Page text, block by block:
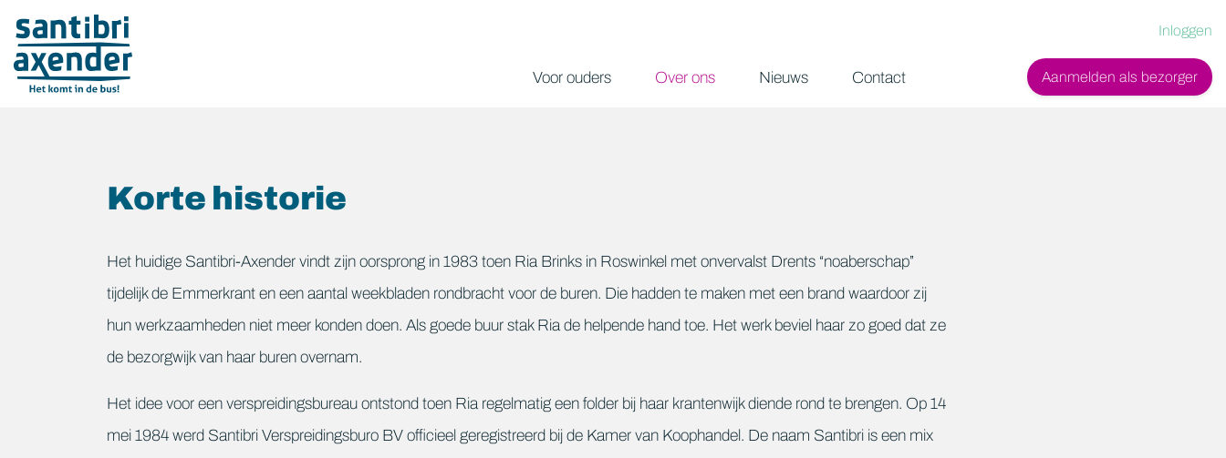
overslaan
Voor ouders Over ons Nieuws Contact
Inloggen
Aanmelden als bezorger
Korte historie
Het huidige Santibri-Axender vindt zijn oorsprong in 1983 toen Ria Brinks in Roswinkel met onvervalst Drents “noaberschap”
tijdelijk de Emmerkrant en een aantal weekbladen rondbracht voor de buren. Die hadden te maken met een brand waardoor zij
hun werkzaamheden niet meer konden doen. Als goede buur stak Ria de helpende hand toe. Het werk beviel haar zo goed dat ze
de bezorgwijk van haar buren overnam.
Het idee voor een verspreidingsbureau ontstond toen Ria regelmatig een folder bij haar krantenwijk diende rond te brengen. Op 14
mei 1984 werd Santibri Verspreidingsburo BV officieel geregistreerd bij de Kamer van Koophandel. De naam Santibri is een mix